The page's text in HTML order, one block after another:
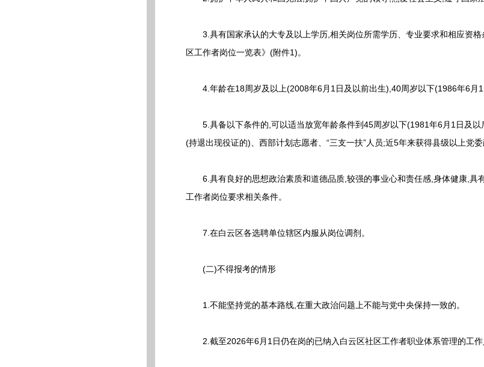
3.具有国家承认的大专及以上学历,相关岗位所需学历、专业要求和相应资格
区工作者岗位一览表》(附件1)。
4.年龄在18周岁及以上(2008年6月1日及以前出生),40周岁以下(1986年6月1
5.具备以下条件的,可以适当放宽年龄条件到45周岁以下(1981年6月1日及以
(持退出现役证的)、西部计划志愿者、“三支一扶”人员;近5年来获得县级以上党
6.具有良好的思想政治素质和道德品质,较强的事业心和责任感,身体健康,具
工作者岗位要求相关条件。
7.在白云区各选聘单位辖区内服从岗位调剂。
(二)不得报考的情形
1.不能坚持党的基本路线,在重大政治问题上不能与党中央保持一致的。
2.截至2026年6月1日仍在岗的已纳入白云区社区工作者职业体系管理的工作